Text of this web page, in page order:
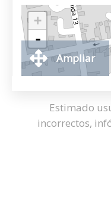
+
-
Ampliar
Estimado
incorrectos,